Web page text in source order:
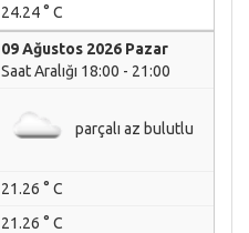
24.24 ° C
09 Ağustos 2026 Pazar
Saat Aralığı 18:00 - 21:00
parçalı az bulutlu
21.26 ° C
21.26 ° C